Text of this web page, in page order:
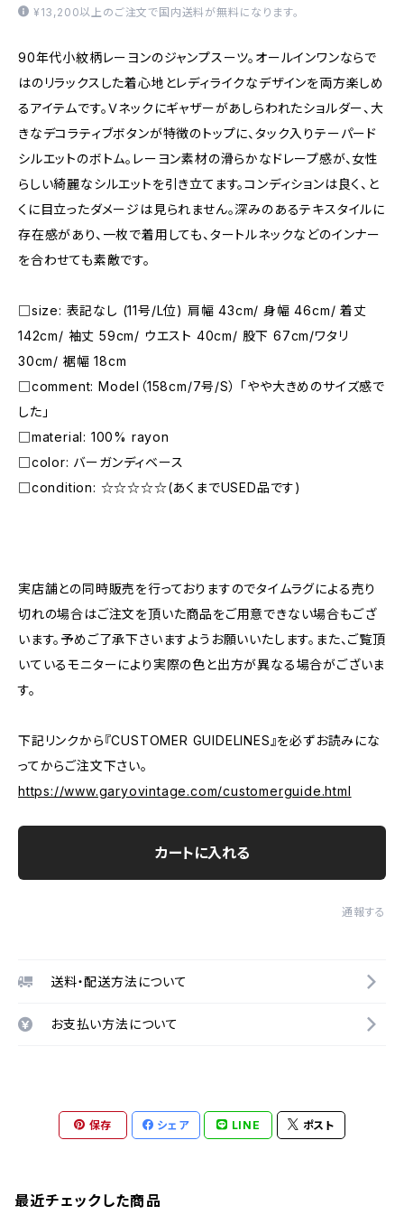
¥13,200以上のご注文で国内送料が無料になります。
90年代小紋柄レーヨンのジャンプスーツ。オールインワンならで
はのリラックスした着心地とレディライクなデザインを両方楽しめ
るアイテムです。Ｖネックにギャザーがあしらわれたショルダー、大
きなデコラティブボタンが特徴のトップに、タック入りテーパード
シルエットのボトム。レーヨン素材の滑らかなドレープ感が、女性
らしい綺麗なシルエットを引き立てます。コンディションは良く、と
くに目立ったダメージは見られません。深みのあるテキスタイルに
存在感があり、一枚で着用しても、タートルネックなどのインナー
を合わせても素敵です。
□size: 表記なし (11号/L位) 肩幅 43cm/ 身幅 46cm/ 着丈
142cm/ 袖丈 59cm/ ウエスト 40cm/ 股下 67cm/ワタリ
30cm/ 裾幅 18cm
□comment: Model（158cm/7号/S） 「やや大きめのサイズ感で
した」
□material: 100% rayon
□color: バーガンディベース
□condition: ☆☆☆☆☆(あくまでUSED品です)
実店舗との同時販売を行っておりますのでタイムラグによる売り
切れの場合はご注文を頂いた商品をご用意できない場合もござ
います。予めご了承下さいますようお願いいたします。また、ご覧頂
いているモニターにより実際の色と出方が異なる場合がございま
す。
下記リンクから『CUSTOMER GUIDELINES』を必ずお読みにな
ってからご注文下さい。
https://www.garyovintage.com/customerguide.html
カートに入れる
通報する
送料・配送方法について
お支払い方法について
保存 シェア LINE ポスト
最近チェックした商品